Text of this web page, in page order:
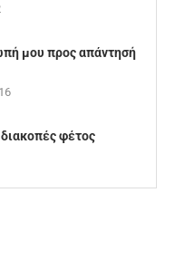
μου προς απάντησή
φέτος